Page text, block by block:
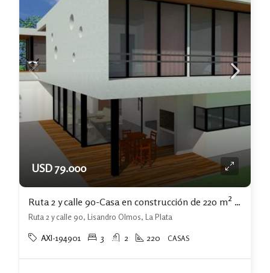
USD 79.000
Ruta 2 y calle 90-Casa en construcción de 220 m² sobre lote de 1.000 m²
Ruta 2 y calle 90, Lisandro Olmos, La Plata
AXI-194901 3 2 220 CASAS